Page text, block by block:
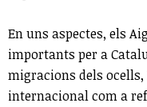
En uns aspectes, els
importants per a
migracions dels
internacional com a